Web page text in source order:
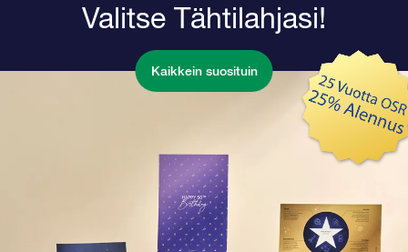
Valitse Tähtilahjasi!
Kaikkein suosituin